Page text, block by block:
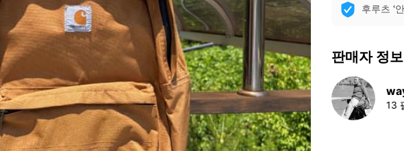
후루츠 '
판매자 정보
13